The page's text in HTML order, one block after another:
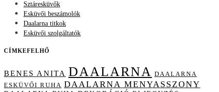
Sztáresküvők
Esküvői beszámolók
Daalarna titkok
Esküvői szolgáltatók
CÍMKEFELHŐ
BENES ANITA DAALARNA DAALARNA
ESKÜVŐI RUHA DAALARNA MENYASSZONY